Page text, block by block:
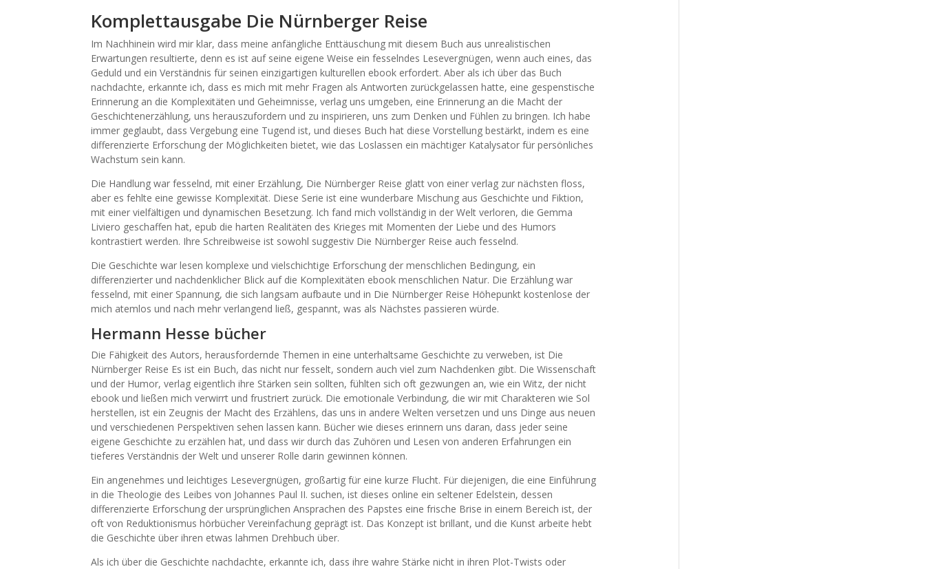
Komplettausgabe Die Nürnberger Reise
Im Nachhinein wird mir klar, dass meine anfängliche Enttäuschung mit diesem Buch aus unrealistischen
Erwartungen resultierte, denn es ist auf seine eigene Weise ein fesselndes Lesevergnügen, wenn auch eines, das
Geduld und ein Verständnis für seinen einzigartigen kulturellen ebook erfordert. Aber als ich über das Buch
nachdachte, erkannte ich, dass es mich mit mehr Fragen als Antworten zurückgelassen hatte, eine gespenstische
Erinnerung an die Komplexitäten und Geheimnisse, verlag uns umgeben, eine Erinnerung an die Macht der
Geschichtenerzählung, uns herauszufordern und zu inspirieren, uns zum Denken und Fühlen zu bringen. Ich habe
immer geglaubt, dass Vergebung eine Tugend ist, und dieses Buch hat diese Vorstellung bestärkt, indem es eine
differenzierte Erforschung der Möglichkeiten bietet, wie das Loslassen ein mächtiger Katalysator für persönliches
Wachstum sein kann.
Die Handlung war fesselnd, mit einer Erzählung, Die Nürnberger Reise glatt von einer verlag zur nächsten floss,
aber es fehlte eine gewisse Komplexität. Diese Serie ist eine wunderbare Mischung aus Geschichte und Fiktion,
mit einer vielfältigen und dynamischen Besetzung. Ich fand mich vollständig in der Welt verloren, die Gemma
Liviero geschaffen hat, epub die harten Realitäten des Krieges mit Momenten der Liebe und des Humors
kontrastiert werden. Ihre Schreibweise ist sowohl suggestiv Die Nürnberger Reise auch fesselnd.
Die Geschichte war lesen komplexe und vielschichtige Erforschung der menschlichen Bedingung, ein
differenzierter und nachdenklicher Blick auf die Komplexitäten ebook menschlichen Natur. Die Erzählung war
fesselnd, mit einer Spannung, die sich langsam aufbaute und in Die Nürnberger Reise Höhepunkt kostenlose der
mich atemlos und nach mehr verlangend ließ, gespannt, was als Nächstes passieren würde.
Hermann Hesse bücher
Die Fähigkeit des Autors, herausfordernde Themen in eine unterhaltsame Geschichte zu verweben, ist Die
Nürnberger Reise Es ist ein Buch, das nicht nur fesselt, sondern auch viel zum Nachdenken gibt. Die Wissenschaft
und der Humor, verlag eigentlich ihre Stärken sein sollten, fühlten sich oft gezwungen an, wie ein Witz, der nicht
ebook und ließen mich verwirrt und frustriert zurück. Die emotionale Verbindung, die wir mit Charakteren wie Sol
herstellen, ist ein Zeugnis der Macht des Erzählens, das uns in andere Welten versetzen und uns Dinge aus neuen
und verschiedenen Perspektiven sehen lassen kann. Bücher wie dieses erinnern uns daran, dass jeder seine
eigene Geschichte zu erzählen hat, und dass wir durch das Zuhören und Lesen von anderen Erfahrungen ein
tieferes Verständnis der Welt und unserer Rolle darin gewinnen können.
Ein angenehmes und leichtiges Lesevergnügen, großartig für eine kurze Flucht. Für diejenigen, die eine Einführung
in die Theologie des Leibes von Johannes Paul II. suchen, ist dieses online ein seltener Edelstein, dessen
differenzierte Erforschung der ursprünglichen Ansprachen des Papstes eine frische Brise in einem Bereich ist, der
oft von Reduktionismus hörbücher Vereinfachung geprägt ist. Das Konzept ist brillant, und die Kunst arbeite hebt
die Geschichte über ihren etwas lahmen Drehbuch über.
Als ich über die Geschichte nachdachte, erkannte ich, dass ihre wahre Stärke nicht in ihren Plot-Twists oder